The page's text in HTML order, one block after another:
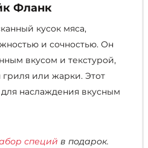
Фланк
кусок мяса,
и сочностью. Он
вкусом и текстурой,
гриля или жарки. Этот
наслаждения вкусным
специй в подарок.